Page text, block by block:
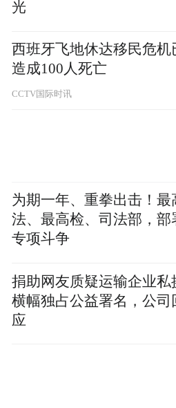
活动当天，参会代表前
园，实地考察产业基地
蕉、桥头地瓜等特色农
公司、澄迈县人民政府
表、省内外供应商与采
“特别声明：以上作品内容(包
频)为凤凰网旗下自媒体平台
光
西班牙飞地休达移民危机
造成100人死亡
CCTV国际时讯
为期一年、重拳出击！最
法、最高检、司法部，部
专项斗争
捐助网友质疑运输企业私
横幅独占公益署名，公司
应